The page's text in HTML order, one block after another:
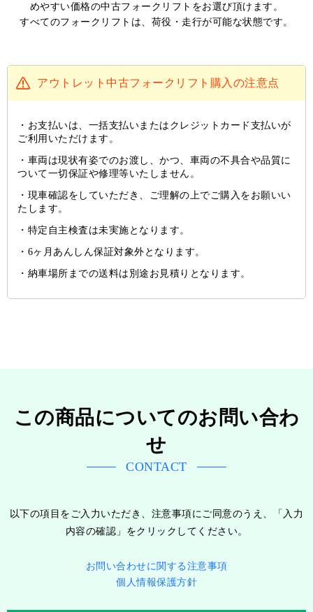
めやすい価格の中古フォークリフトをお選び頂けます。
すべてのフォークリフトは、荷役・走行が可能な状態です。
アウトレット中古フォークリフト購入の注意点
お支払いは、一括支払いまたはクレジットカード支払いが
ご利用いただけます。
車両は現状有姿でのお渡し、かつ、車両の不具合や品質に
ついて一切保証や修理等いたしません。
現車確認をしていただき、ご理解の上でご購入をお願いい
たします。
特定自主検査は未実施となります。
6ヶ月あんしん保証対象外となります。
納車場所までの送料は別途お見積りとなります。
この商品についてのお問い合わ
せ
CONTACT
以下の項目をご入力いただき、注意事項にご同意のうえ、「入力
内容の確認」をクリックしてください。
お問い合わせに関する注意事項
個人情報保護方針